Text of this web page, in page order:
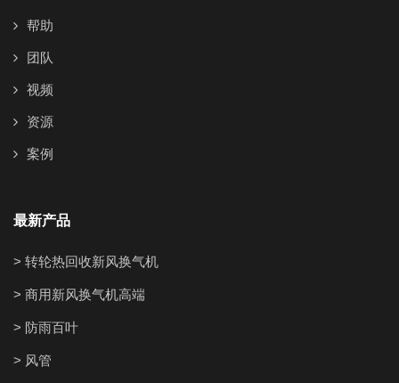
帮助
团队
视频
资源
案例
最新产品
> 转轮热回收新风换气机
> 商用新风换气机高端
> 防雨百叶
> 风管